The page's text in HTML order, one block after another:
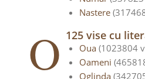
Nastere
O 125 vise cu
Oua (1023804
Oameni
Oglinda